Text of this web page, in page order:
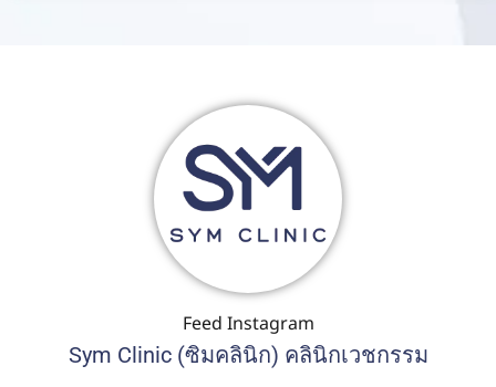
Feed Instagram
Sym Clinic (ซิมคลินิก) คลินิกเวชกรรม